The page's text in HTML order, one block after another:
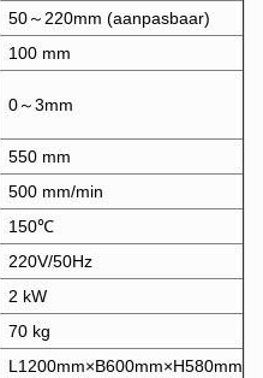
50～220mm (aanpasbaar)
100 mm
0～3mm
550 mm
500 mm/min
150℃
220V/50Hz
2 kW
70 kg
L1200mm×B600mm×H580mm